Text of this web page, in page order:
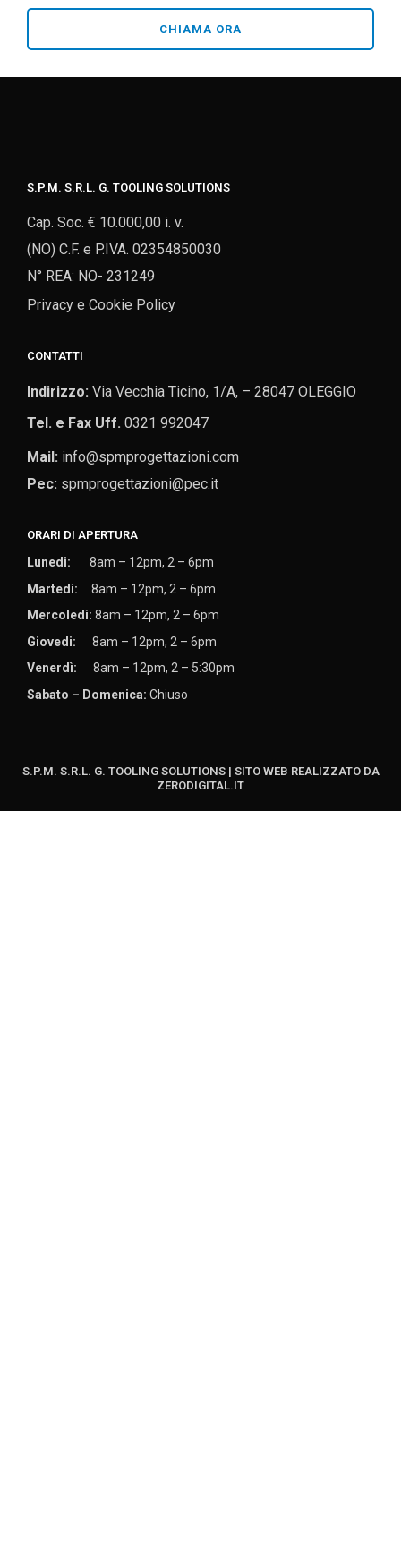
CHIAMA ORA
S.P.M. S.R.L. G. TOOLING SOLUTIONS​
Cap. Soc. € 10.000,00 i. v.
(NO) C.F. e P.IVA. 02354850030
N° REA: NO- 231249
Privacy e Cookie Policy
CONTATTI
Indirizzo: Via Vecchia Ticino, 1/A, – 28047 OLEGGIO
Tel. e Fax Uff. 0321 992047
Mail: info@spmprogettazioni.com
Pec: spmprogettazioni@pec.it
ORARI DI APERTURA
Lunedi: 8am – 12pm, 2 – 6pm
Martedì: 8am – 12pm, 2 – 6pm
Mercoledì: 8am – 12pm, 2 – 6pm
Giovedi: 8am – 12pm, 2 – 6pm
Venerdì: 8am – 12pm, 2 – 5:30pm
Sabato – Domenica: Chiuso
S.P.M. S.R.L. G. TOOLING SOLUTIONS | SITO WEB REALIZZATO DA
ZERODIGITAL.IT